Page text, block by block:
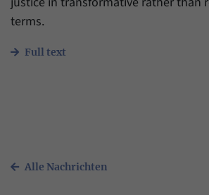
terms.
Full text
Alle Nachrichten